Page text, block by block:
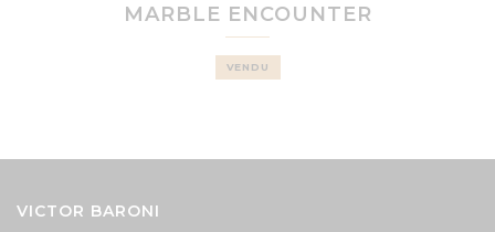
MARBLE ENCOUNTER
VENDU
VICTOR BARONI